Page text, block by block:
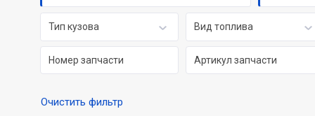
Тип кузова Вид топлива
Очистить фильтр